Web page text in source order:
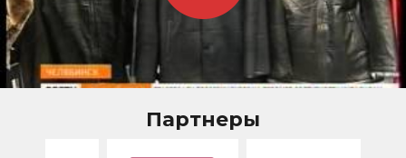
Партнеры